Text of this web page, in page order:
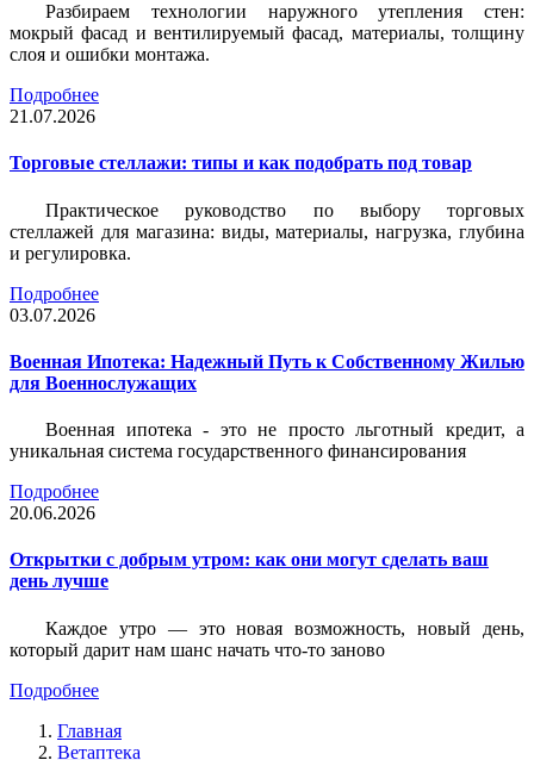
Разбираем технологии наружного утепления стен:
мокрый фасад и вентилируемый фасад, материалы, толщину
слоя и ошибки монтажа.
Подробнее
21.07.2026
Торговые стеллажи: типы и как подобрать под товар
Практическое руководство по выбору торговых
стеллажей для магазина: виды, материалы, нагрузка, глубина
и регулировка.
Подробнее
03.07.2026
Военная Ипотека: Надежный Путь к Собственному Жилью
для Военнослужащих
Военная ипотека - это не просто льготный кредит, а
уникальная система государственного финансирования
Подробнее
20.06.2026
Открытки с добрым утром: как они могут сделать ваш
день лучше
Каждое утро — это новая возможность, новый день,
который дарит нам шанс начать что-то заново
Подробнее
Главная
Ветаптека